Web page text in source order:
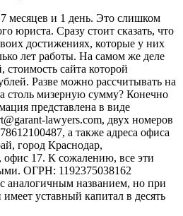
месяцев и 1 день. Это слишком
юриста. Сразу стоит сказать, что
достижениях, которые у них
лет работы. На самом же деле
стоимость сайта которой
Разве можно рассчитывать на
столь мизерную сумму? Конечно
представлена в виде
lawyers.com, двух номеров
а также адреса офиса
город Краснодар,
17. К сожалению, все эти
ОГРН: 1192375038162
аналогичным названием, но при
уставный капитал в десять